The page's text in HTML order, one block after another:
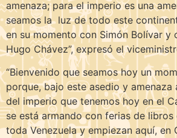
amenaza; para el imperio es una
seamos la luz de todo este
en su momento con Simón Bolívar y
Hugo Chávez”, expresó el
“Bienvenido que seamos hoy un
porque, bajo este asedio y
del imperio que tenemos hoy en el
se está armando con ferias de
toda Venezuela y empiezan aquí, en